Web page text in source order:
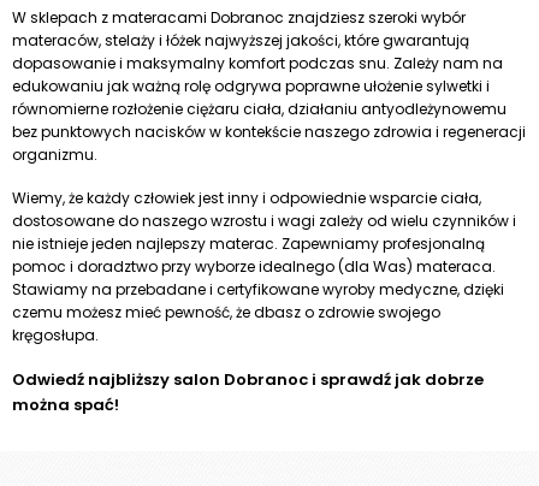
W sklepach z materacami Dobranoc znajdziesz szeroki wybór
materaców, stelaży i łóżek najwyższej jakości, które gwarantują
dopasowanie i maksymalny komfort podczas snu. Zależy nam na
edukowaniu jak ważną rolę odgrywa poprawne ułożenie sylwetki i
równomierne rozłożenie ciężaru ciała, działaniu antyodleżynowemu
bez punktowych nacisków w kontekście naszego zdrowia i regeneracji
organizmu.
Wiemy, że każdy człowiek jest inny i odpowiednie wsparcie ciała,
dostosowane do naszego wzrostu i wagi zależy od wielu czynników i
nie istnieje jeden najlepszy materac. Zapewniamy profesjonalną
pomoc i doradztwo przy wyborze idealnego (dla Was) materaca.
Stawiamy na przebadane i certyfikowane wyroby medyczne, dzięki
czemu możesz mieć pewność, że dbasz o zdrowie swojego
kręgosłupa.
Odwiedź najbliższy salon Dobranoc i sprawdź jak dobrze
można spać!